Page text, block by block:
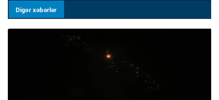
Digər xəbərlər